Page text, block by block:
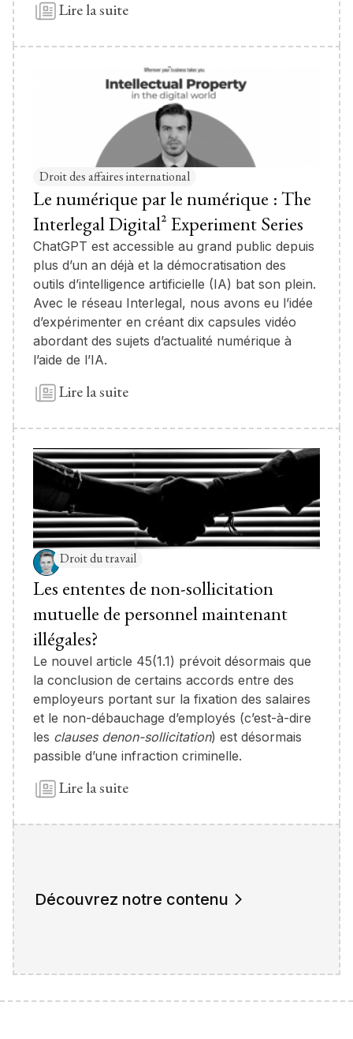
Lire la suite
Droit des affaires international
Le numérique par le numérique : The
Interlegal Digital² Experiment Series
ChatGPT est accessible au grand public depuis
plus d’un an déjà et la démocratisation des
outils d’intelligence artificielle (IA) bat son plein.
Avec le réseau Interlegal, nous avons eu l’idée
d’expérimenter en créant dix capsules vidéo
abordant des sujets d’actualité numérique à
l’aide de l’IA.
Lire la suite
Droit du travail
Les ententes de non-sollicitation
mutuelle de personnel maintenant
illégales?
Le nouvel article 45(1.1) prévoit désormais que
la conclusion de certains accords entre des
employeurs portant sur la fixation des salaires
et le non-débauchage d’employés (c’est-à-dire
les clauses denon-sollicitation) est désormais
passible d’une infraction criminelle.
Lire la suite
Découvrez notre contenu